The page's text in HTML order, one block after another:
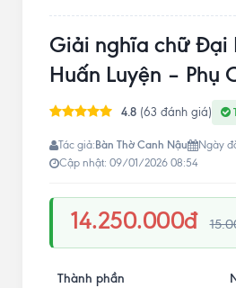
Giải nghĩa chữ Đại
Huấn Luyện – Phụ
4.8 (63 đánh giá)
Tác giả:Bàn Thờ Canh Nậu
Ngày
Cập nhật: 09/01/2026 08:54
14.250.000đ
Thành phần